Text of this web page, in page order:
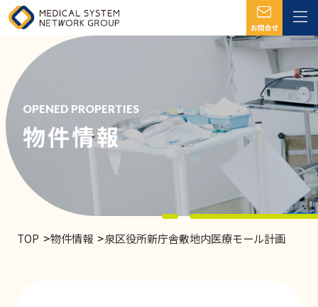
OPENED PROPERTIES
物件情報
TOP 物件情報 泉区役所新庁舎敷地内医療モール計画